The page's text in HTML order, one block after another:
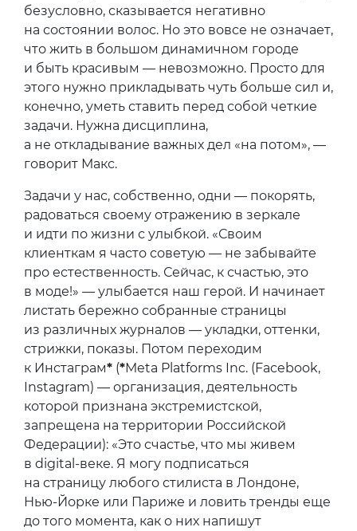
безусловно, сказывается негативно
на состоянии волос. Но это вовсе не означает,
что жить в большом динамичном городе
и быть красивым — невозможно. Просто для
этого нужно прикладывать чуть больше сил и,
конечно, уметь ставить перед собой четкие
задачи. Нужна дисциплина,
а не откладывание важных дел «на потом», —
говорит Макс.
Задачи у нас, собственно, одни — покорять,
радоваться своему отражению в зеркале
и идти по жизни с улыбкой. «Своим
клиенткам я часто советую — не забывайте
про естественность. Сейчас, к счастью, это
в моде!» — улыбается наш герой. И начинает
листать бережно собранные страницы
из различных журналов — укладки, оттенки,
стрижки, показы. Потом переходим
к Инстаграм* (*Meta Platforms Inc. (Facebook,
Instagram) — организация, деятельность
которой признана экстремистской,
запрещена на территории Российской
Федерации): «Это счастье, что мы живем
в digital-веке. Я могу подписаться
на страницу любого стилиста в Лондоне,
Нью-Йорке или Париже и ловить тренды еще
до того момента, как о них напишут